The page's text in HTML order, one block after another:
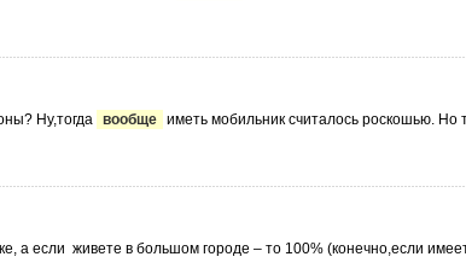
Ну,тогда вообще иметь мобильник считалось роскошью. Но технический
а если живете в большом городе – то 100% (конечно,если